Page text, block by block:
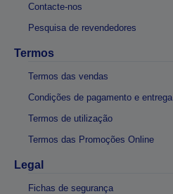
Contacte-nos
Pesquisa de revendedores
Termos
Termos das vendas
Condições de pagamento e entrega
Termos de utilização
Termos das Promoções Online
Legal
Fichas de segurança